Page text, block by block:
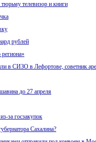
телевизор и книги
рублей
в СИЗО в Лефортове, советник
до 27 апреля
за госзакупок
Сахалина?